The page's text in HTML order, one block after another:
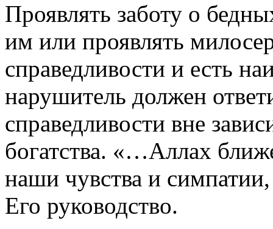
Проявлять заботу о
им или проявлять
справедливости и есть
нарушитель должен
справедливости вне
богатства. «…Аллах
наши чувства и
Его руководство.